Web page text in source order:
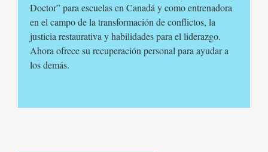
Doctor” para escuelas en Canadá y como entrenadora
en el campo de la transformación de conflictos, la
justicia restaurativa y habilidades para el liderazgo.
Ahora ofrece su recuperación personal para ayudar a
los demás.